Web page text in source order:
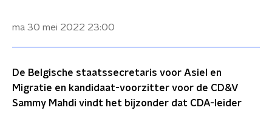
ma 30 mei 2022 23:00
De Belgische staatssecretaris voor Asiel en
Migratie en kandidaat-voorzitter voor de CD&V
Sammy Mahdi vindt het bijzonder dat CDA-leider